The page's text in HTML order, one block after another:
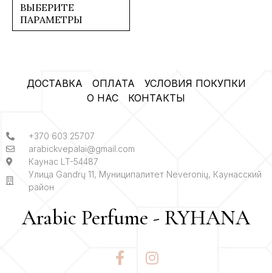
ВЫБЕРИТЕ
ПАРАМЕТРЫ
ДОСТАВКА ОПЛАТА
УСЛОВИЯ ПОКУПКИ
О НАС
КОНТАКТЫ
+370 603 25707
arabickvepalai@gmail.com
Каунас LT-54487
Улица Gandrų 11, Муниципалитет Neveronių, Каунасский
район
Arabic Perfume - RYHANA
F
a
I
n